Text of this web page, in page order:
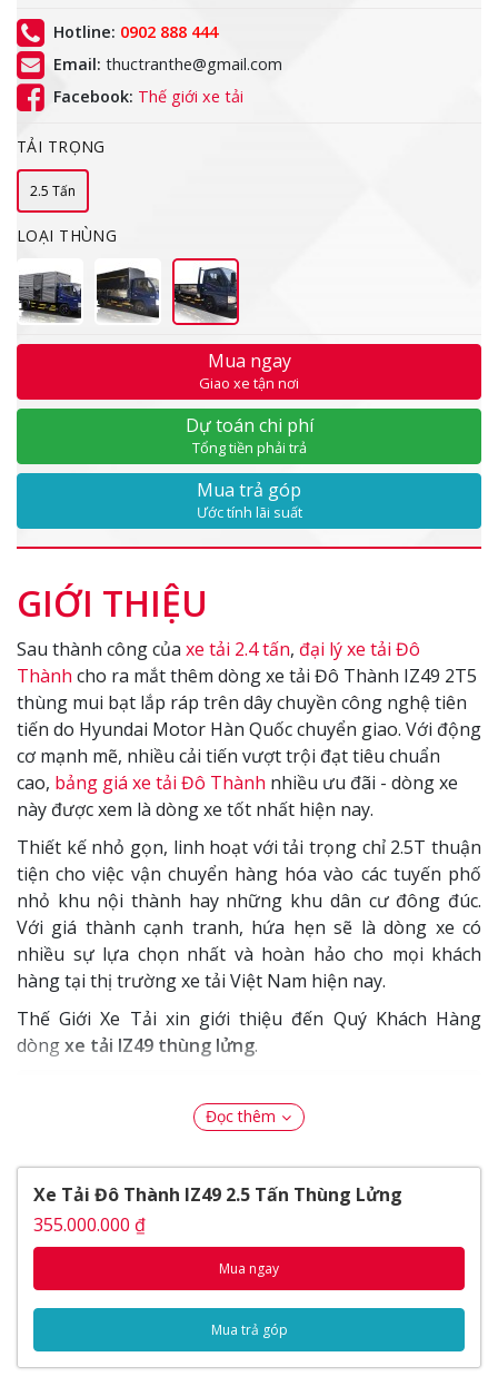
Hotline: 0902 888 444
Email: thuctranthe@gmail.com
Facebook: Thế giới xe tải
TẢI TRỌNG
2.5 Tấn
LOẠI THÙNG
Mua ngay
Giao xe tận nơi
Dự toán chi phí
Tổng tiền phải trả
Mua trả góp
Ước tính lãi suất
GIỚI THIỆU
Sau thành công của xe tải 2.4 tấn, đại lý xe tải Đô
Thành cho ra mắt thêm dòngxe tải Đô Thành IZ49 2T5
thùng mui bạt lắp ráp trên dây chuyền công nghệ tiên
tiến do Hyundai Motor Hàn Quốc chuyển giao. Với động
cơ mạnh mẽ, nhiều cải tiến vượt trội đạt tiêu chuẩn
cao, bảng giá xe tải Đô Thành nhiều ưu đãi - dòng xe
này được xem là dòng xe tốt nhất hiện nay.
Thiết kế nhỏ gọn, linh hoạt với tải trọng chỉ 2.5T thuận
tiện cho việc vận chuyển hàng hóa vào các tuyến phố
nhỏ khu nội thành hay những khu dân cư đông đúc.
Với giá thành cạnh tranh, hứa hẹn sẽ là dòng xe có
nhiều sự lựa chọn nhất và hoàn hảo cho mọi khách
hàng tại thị trường xe tải Việt Nam hiện nay.
Thế Giới Xe Tải xin giới thiệu đến Quý Khách Hàng
dòngxe tải IZ49 thùng lửng.
Nội dung bài viết
Mặt galang
Tay nắm cửa
Nội Thất
Vô lăng
Vận hành
Hộp số
Đọc thêm
Xe Tải Đô Thành IZ49 2.5 Tấn Thùng Lửng
355.000.000 ₫
Mua ngay
Mua trả góp